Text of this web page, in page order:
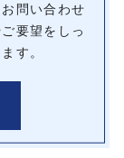
問い合わせ
要望をしっ
す。